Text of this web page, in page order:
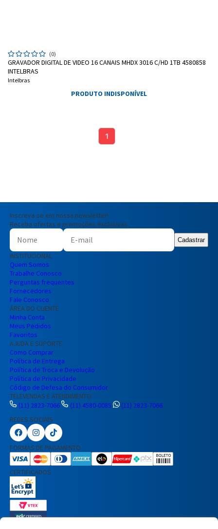
(0)
GRAVADOR DIGITAL DE VIDEO 16 CANAIS MHDX 3016 C/HD 1TB 4580858
INTELBRAS
Intelbras
PRODUTO INDISPONÍVEL
1
Inscreva-se em nossa newsletter!
Receba ofertas e promoções exclusivas
Cadastrar
INSTITUCIONAL
Quem Somos
Trabalhe Conosco
Perguntas frequentes
Fornecedores
Fale Conosco
ÁREA DO CLIENTE
Minha Conta
Meus Pedidos
Favoritos
AJUDA E SUPORTE
Como Comprar
Política de Entrega
Política de Troca e Devolução
Política de Privacidade
Código de Defesa do Consumidor
TELEVENDAS E ATENDIMENTO
(11) 2823-7066
(11) 4580-0085
(11) 2823-7066
REDES SOCIAIS
FORMAS DE PAGAMENTO
CERTIFICADOS
Nome Completo